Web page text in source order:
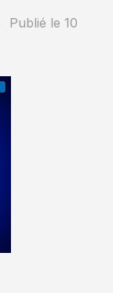
Publié le 10